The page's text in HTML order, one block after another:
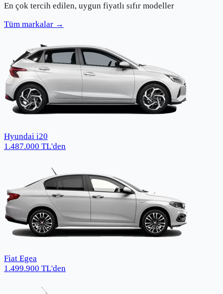
En çok tercih edilen, uygun fiyatlı sıfır modeller
Tüm markalar →
Hyundai i20
1.487.000 TL'den
Fiat Egea
1.499.900 TL'den